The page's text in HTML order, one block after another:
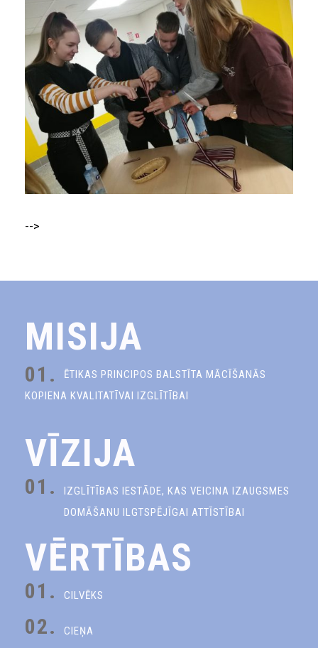
-->
MISIJA
01.
ĒTIKAS PRINCIPOS BALSTĪTA MĀCĪŠANĀS
KOPIENA KVALITATĪVAI IZGLĪTĪBAI
VĪZIJA
01.
IZGLĪTĪBAS IESTĀDE, KAS VEICINA IZAUGSMES
DOMĀŠANU ILGTSPĒJĪGAI ATTĪSTĪBAI
VĒRTĪBAS
01. CILVĒKS
02. CIEŅA